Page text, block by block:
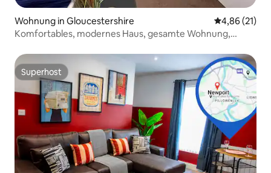
Wohnung in Gloucestershire
4,86 (21)
Komfortables, modernes Haus, gesamte Wohnung,
Superhost
Superhost